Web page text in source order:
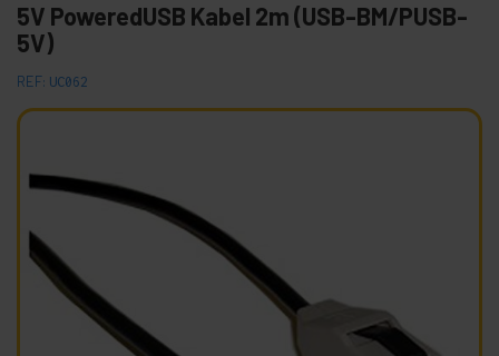
5V PoweredUSB Kabel 2m (USB-BM/PUSB-
5V)
REF: UC062